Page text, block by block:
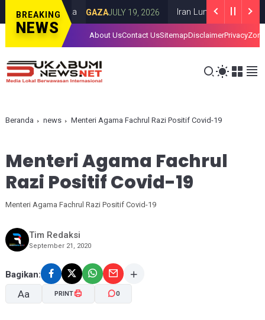
BREAKING
NEWS
Kota Gaza GAZA JULY 19, 2026 Iran Luncurkan Rudal ke
About UsContact UsSitemapDisclaimerPrivacy
Beranda news Menteri Agama Fachrul Razi Positif Covid-19
Menteri Agama Fachrul
Razi Positif Covid-19
Menteri Agama Fachrul Razi Positif Covid-19
Tim Redaksi
September 21, 2020
Bagikan:
Aa PRINT 0